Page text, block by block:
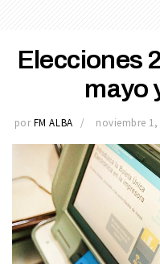
Elecciones
mayo
por FM ALBA noviembre 1,